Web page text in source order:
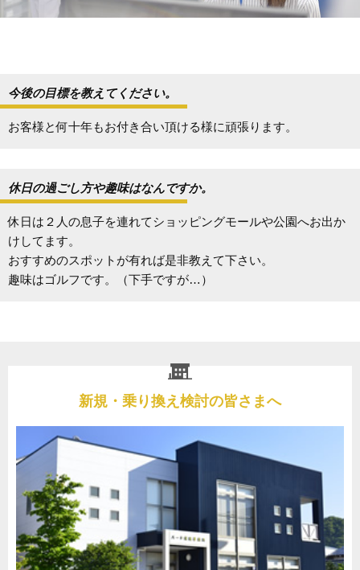
今後の目標を教えてください。
お客様と何十年もお付き合い頂ける様に頑張ります。
休日の過ごし方や趣味はなんですか。
休日は２人の息子を連れてショッピングモールや公園へお出か
けしてます。
おすすめのスポットが有れば是非教えて下さい。
趣味はゴルフです。（下手ですが…）
新規・乗り換え検討の皆さまへ